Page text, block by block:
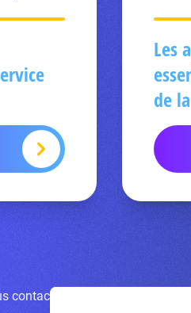
Les
de
contacter